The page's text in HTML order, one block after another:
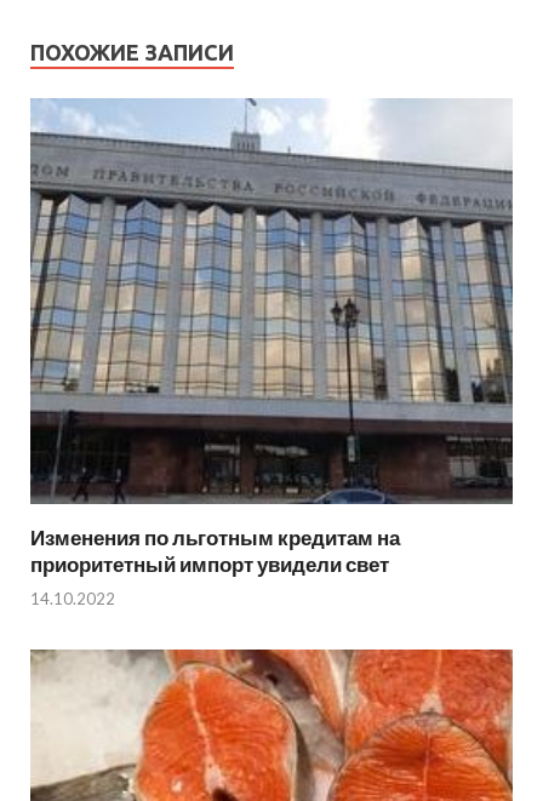
ПОХОЖИЕ ЗАПИСИ
Изменения по льготным кредитам на
приоритетный импорт увидели свет
14.10.2022